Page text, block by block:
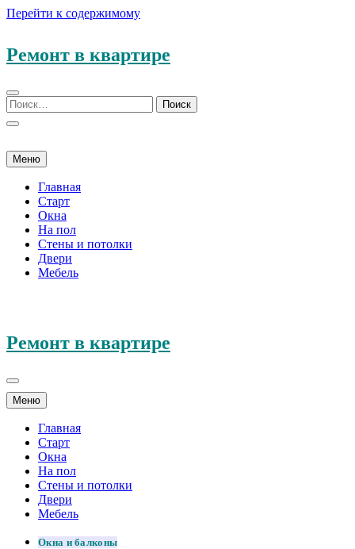
Перейти к содержимому
Ремонт в квартире
Меню
Главная
Старт
Окна
На пол
Стены и потолки
Двери
Мебель
Ремонт в квартире
Меню
Главная
Старт
Окна
На пол
Стены и потолки
Двери
Мебель
Окна и балконы